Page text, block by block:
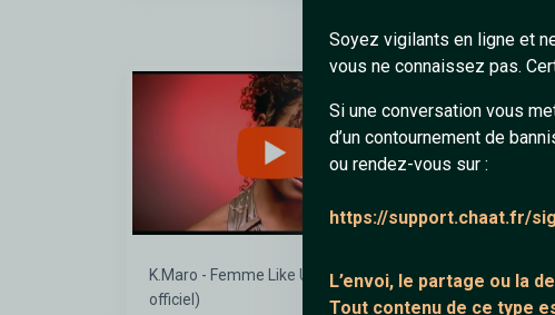
Soyez vigilants en ligne et
vous ne connaissez pas.
Si une conversation vous
d’un contournement de
ou rendez-vous sur :
https://support.chaat.fr/
L’envoi, le partage ou la
Tout contenu de ce type
K.Maro - Femme Like U (Clip
officiel)
l'ile de